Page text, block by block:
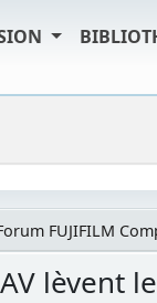
FUJIFILM
lèvent